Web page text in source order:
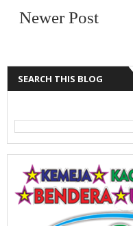
Newer Post
SEARCH THIS BLOG